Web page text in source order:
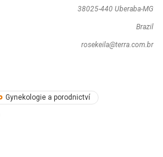
38025-440 Uberaba-MG
Brazil
rosekeila@terra.com.br
Gynekologie a porodnictví